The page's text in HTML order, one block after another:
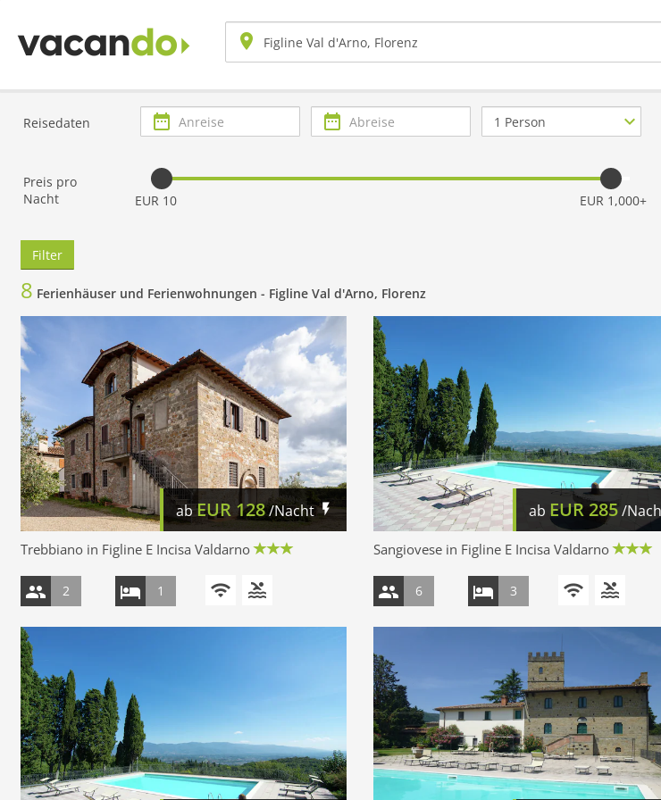
Reisedaten Anreise Abreise
Anzahl
Personen
Preis pro
Nacht
EUR 10 EUR 1,000+
Filter
8 Ferienhäuser und Ferienwohnungen - Figline Val d'Arno, Florenz
abEUR 128/Nacht
Trebbiano in Figline E Incisa Valdarno
2 1
ab EUR 285/
Sangiovese in Figline E Incisa Valdarno
6 3